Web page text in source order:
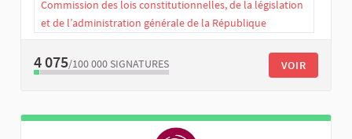
Commission des lois constitutionnelles, de la législation
et de l’administration générale de la République
4 075/100 000 SIGNATURES VOIR